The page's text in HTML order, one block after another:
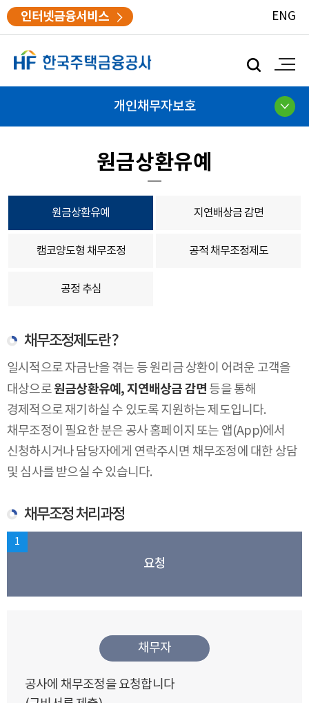
인터넷금융서비스 ENG
개인채무자보호
원금상환유예
원금상환유예 지연배상금 감면
캠코양도형 채무조정 공적 채무조정제도
공정 추심
채무조정제도란 ?
일시적으로 자금난을 겪는 등 원리금 상환이 어려운 고객을
대상으로원금상환유예, 지연배상금 감면 등을 통해
경제적으로 재기하실 수 있도록 지원하는 제도입니다.
채무조정이 필요한 분은 공사 홈페이지 또는 앱(App)에서
신청하시거나 담당자에게 연락주시면 채무조정에 대한 상담
및 심사를 받으실 수 있습니다.
채무조정 처리과정
1
요청
채무자
공사에 채무조정을 요청합니다